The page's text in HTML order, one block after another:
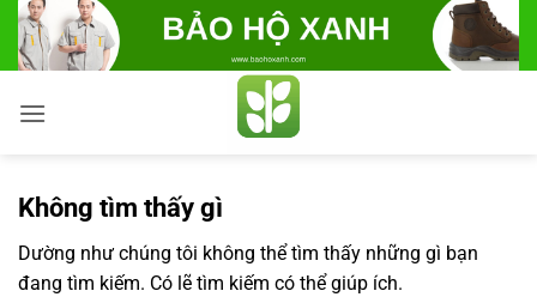
Bỏ
qua
nội
dung
Không tìm thấy gì
Dường như chúng tôi không thể tìm thấy những gì bạn
đang tìm kiếm. Có lẽ tìm kiếm có thể giúp ích.